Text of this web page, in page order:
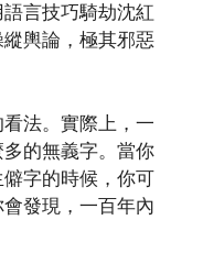
言技巧騎劫沈紅
輿論，極其邪惡
法。實際上，一
的無義字。當你
字的時候，你可
發現，一百年內